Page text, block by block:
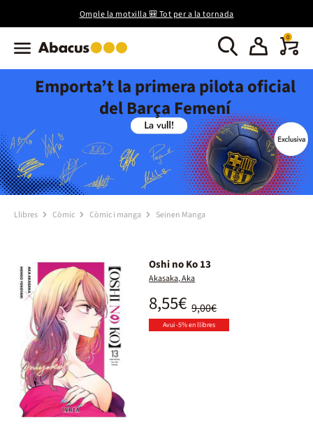
Omple la motxilla 🎒 Tot per a la tornada
0
Emporta’t la primera pilota oficial
del Barça Femení
Llibres Còmic Còmic i manga Seinen Manga
Oshi no Ko 13
Akasaka, Aka
9,00€
8,55€
Avui -5% en llibres